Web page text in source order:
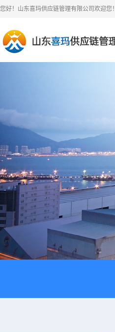
您好！山东喜玛供应链管理有限公司欢迎您！